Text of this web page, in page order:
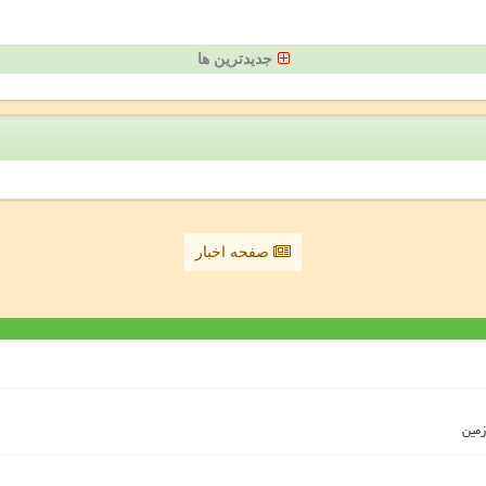
جدیدترین ها
صفحه اخبار